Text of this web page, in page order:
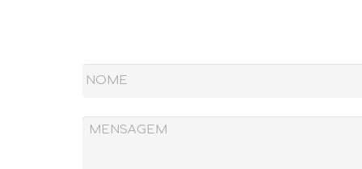
MENSAGEM *